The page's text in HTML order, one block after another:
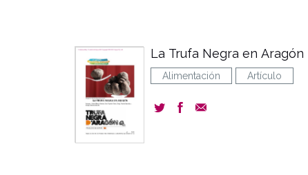
La Trufa Negra en Aragón
Alimentación Artículo